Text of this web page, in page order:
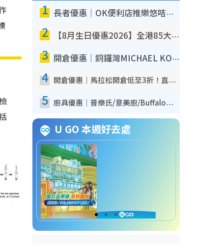
1 長者優惠｜OK便利店推樂悠咭優惠！買麵包/牛奶/保健品拍卡即減
2 【8月生日優惠2026】全港85大食買玩著數攻略 自助餐/火鍋放題同行免費＋誠品/DONKI送現金券
3 開倉優惠｜銅鑼灣MICHAEL KORS開倉低至17折！直擊$500起買手袋/銀包/鞋款 必買經典Jet Set系列
4 開倉優惠｜馬拉松開倉低至3折！直擊$99起買adidas／New Balance／Puma鞋款 STANLEY保溫杯劈價至$119起
5 廚具優惠｜普樂氏/意美廚/Buffalo廚具低至3折！$89起買煎鍋／炒鑊／個人鍋 同場小家電激減至$99起
U GO 本週好去處